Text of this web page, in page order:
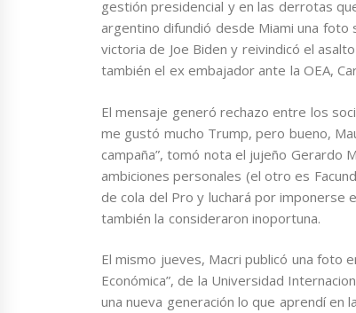
gestión presidencial y en las derrotas
argentino difundió desde Miami una
victoria de Joe Biden y reivindicó el
también el ex embajador ante la OEA,
El mensaje generó rechazo entre los
me gustó mucho Trump, pero bueno,
campaña”, tomó nota el jujeño Gerardo
ambiciones personales (el otro es
de cola del Pro y luchará por imponerse
también la consideraron inoportuna.
El mismo jueves, Macri publicó una foto
Económica”, de la Universidad
una nueva generación lo que aprendí en